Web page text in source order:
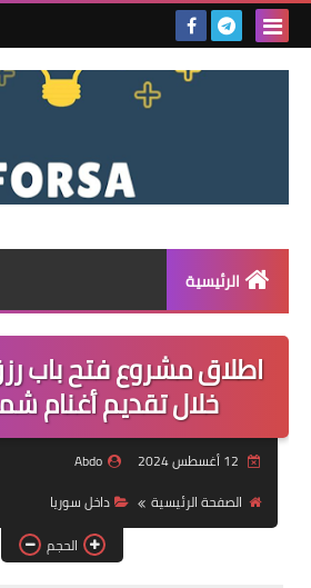
الرئيسية
القائمة
فرص
فرص
فرص
اطلاق مشروع فتح باب
خلال تقديم أغنام
Abdo
الصفحة الرئيسية
داخل سوريا
الحجم